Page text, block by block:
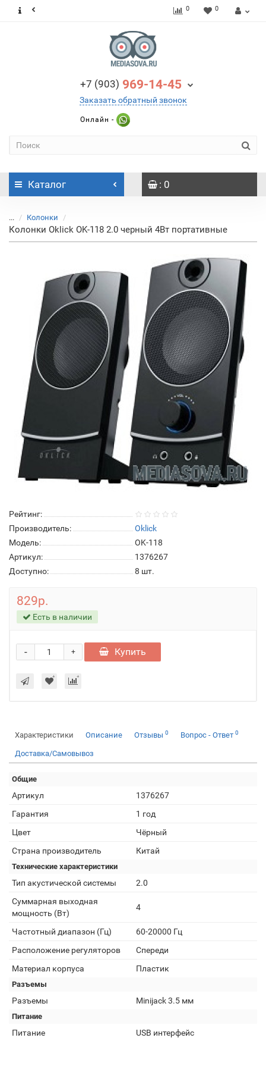
0 0
+7 (903) 969-14-45
Заказать обратный звонок
Онлайн -
Каталог : 0
... Колонки
Колонки Oklick OK-118 2.0 черный 4Вт портативные
Рейтинг:
Производитель:
Oklick
Модель:
OK-118
Артикул:
1376267
Доступно:
8 шт.
829р.
Есть в наличии
+
- Купить
Характеристики Описание Отзывы 0 Вопрос - Ответ 0
Доставка/Самовывоз
Общие
Артикул
1376267
Гарантия
1 год
Цвет
Чёрный
Страна производитель
Китай
Технические характеристики
Тип акустической системы
2.0
Суммарная выходная
мощность (Вт)
4
Частотный диапазон (Гц)
60-20000 Гц
Расположение регуляторов
Спереди
Материал корпуса
Пластик
Разъемы
Разъемы Minijack 3.5 мм
Питание
Питание USB интерфейс